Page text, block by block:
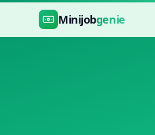
Zum Hauptinhalt springen
Minijobgenie